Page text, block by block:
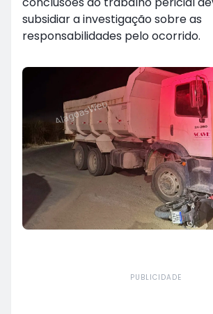
subsidiar a investigação sobre as
responsabilidades pelo ocorrido.
PUBLICIDADE